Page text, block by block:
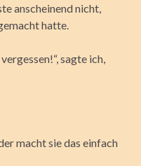
anscheinend nicht,
hatte.
sagte ich,
macht sie das einfach